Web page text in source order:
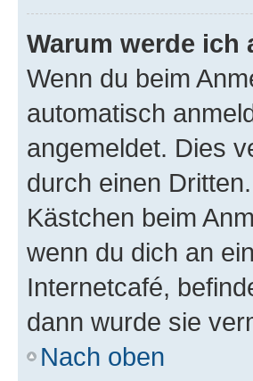
Warum werde ich
Wenn du beim
automatisch
angemeldet. Dies
durch einen
Kästchen beim
wenn du dich an
Internetcafé,
dann wurde sie
Nach oben